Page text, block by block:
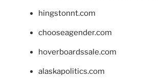
hingstonnt.com
chooseagender.com
hoverboardssale.com
alaskapolitics.com